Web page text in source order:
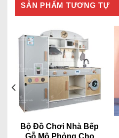
SẢN PHẨM TƯƠNG TỰ
Bộ Đồ Chơi Nhà Bếp
Gỗ Mô Phỏng Cho